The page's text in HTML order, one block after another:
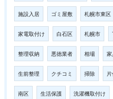
施設入居 ゴミ屋敷 札幌市東区
家電取付け 白石区 札幌市
整理収納 悪徳業者 相場
生前整理 クチコミ 掃除
南区 生活保護 洗濯機取付け